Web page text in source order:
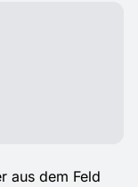
aus dem Feld